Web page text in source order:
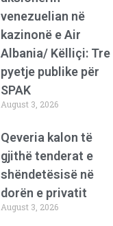
venezuelian në
kazinonë e Air
Albania/ Këlliçi: Tre
pyetje publike për
SPAK
August 3, 2026
Qeveria kalon të
gjithë tenderat e
shëndetësisë në
dorën e privatit
August 3, 2026